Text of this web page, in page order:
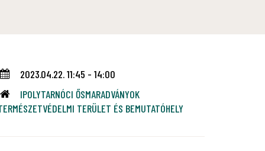
2023.04.22. 11:45 - 14:00
IPOLYTARNÓCI ŐSMARADVÁNYOK
TERÜLET ÉS BEMUTATÓHELY